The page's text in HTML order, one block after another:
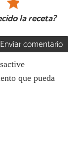
la receta?
Enviar comentario
que pueda